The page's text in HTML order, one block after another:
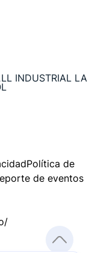
INDUSTRIAL LA
Política de
de eventos